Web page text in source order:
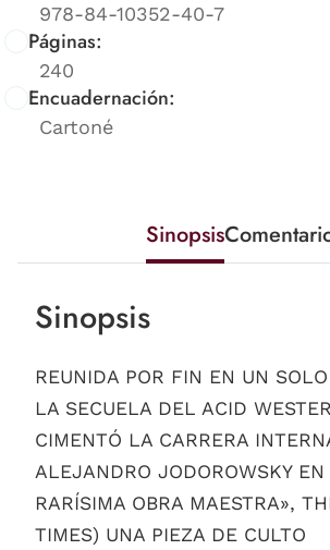
978-84-10352-40-7
Páginas:
240
Encuadernación:
Cartoné
Sinopsis
Sinopsis
REUNIDA POR FIN EN UN
LA SECUELA DEL ACID
CIMENTÓ LA CARRERA
ALEJANDRO JODOROWSKY
RARÍSIMA OBRA MAESTRA»,
TIMES) UNA PIEZA DE CULTO